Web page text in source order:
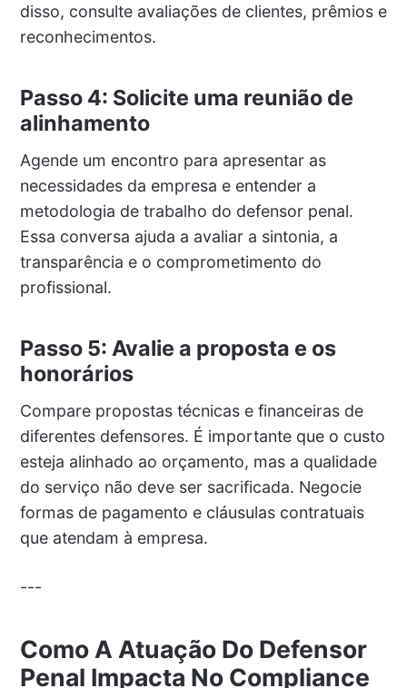
disso, consulte avaliações de clientes, prêmios e
reconhecimentos.
Passo 4: Solicite uma reunião de
alinhamento
Agende um encontro para apresentar as
necessidades da empresa e entender a
metodologia de trabalho do defensor penal.
Essa conversa ajuda a avaliar a sintonia, a
transparência e o comprometimento do
profissional.
Passo 5: Avalie a proposta e os
honorários
Compare propostas técnicas e financeiras de
diferentes defensores. É importante que o custo
esteja alinhado ao orçamento, mas a qualidade
do serviço não deve ser sacrificada. Negocie
formas de pagamento e cláusulas contratuais
que atendam à empresa.
---
Como A Atuação Do Defensor
Penal Impacta No Compliance